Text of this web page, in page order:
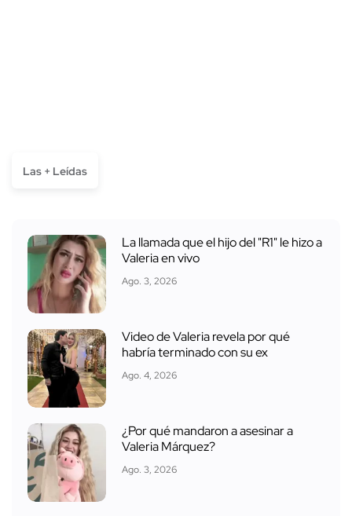
Las + Leídas
La llamada que el hijo del "R1" le hizo a
Valeria en vivo
Ago. 3, 2026
Video de Valeria revela por qué
habría terminado con su ex
Ago. 4, 2026
¿Por qué mandaron a asesinar a
Valeria Márquez?
Ago. 3, 2026